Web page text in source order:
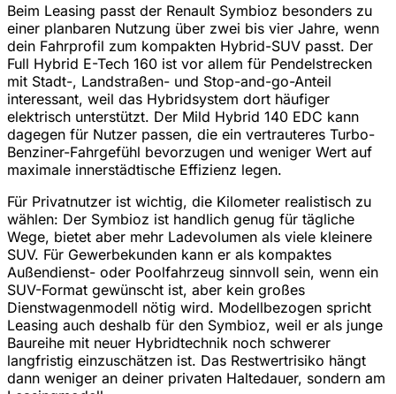
Beim Leasing passt der Renault Symbioz besonders zu
einer planbaren Nutzung über zwei bis vier Jahre, wenn
dein Fahrprofil zum kompakten Hybrid-SUV passt. Der
Full Hybrid E-Tech 160 ist vor allem für Pendelstrecken
mit Stadt-, Landstraßen- und Stop-and-go-Anteil
interessant, weil das Hybridsystem dort häufiger
elektrisch unterstützt. Der Mild Hybrid 140 EDC kann
dagegen für Nutzer passen, die ein vertrauteres Turbo-
Benziner-Fahrgefühl bevorzugen und weniger Wert auf
maximale innerstädtische Effizienz legen.
Für Privatnutzer ist wichtig, die Kilometer realistisch zu
wählen: Der Symbioz ist handlich genug für tägliche
Wege, bietet aber mehr Ladevolumen als viele kleinere
SUV. Für Gewerbekunden kann er als kompaktes
Außendienst- oder Poolfahrzeug sinnvoll sein, wenn ein
SUV-Format gewünscht ist, aber kein großes
Dienstwagenmodell nötig wird. Modellbezogen spricht
Leasing auch deshalb für den Symbioz, weil er als junge
Baureihe mit neuer Hybridtechnik noch schwerer
langfristig einzuschätzen ist. Das Restwertrisiko hängt
dann weniger an deiner privaten Haltedauer, sondern am